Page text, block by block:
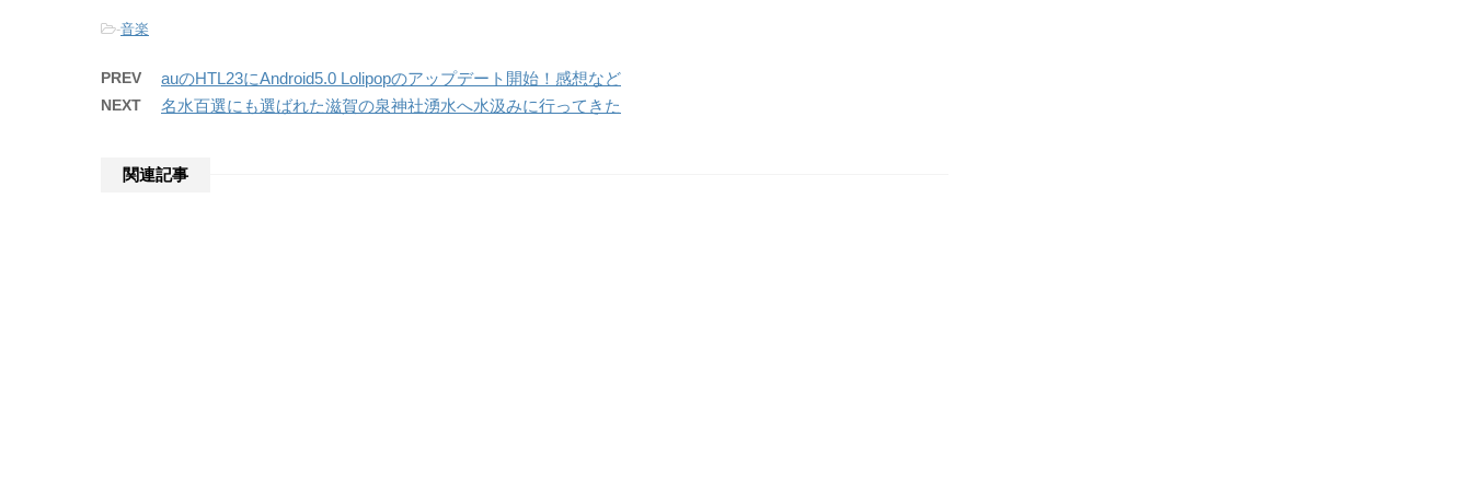
-音楽
PREV auのHTL23にAndroid5.0 Lolipopのアップデート開始！感想など
NEXT 名水百選にも選ばれた滋賀の泉神社湧水へ水汲みに行ってきた
関連記事